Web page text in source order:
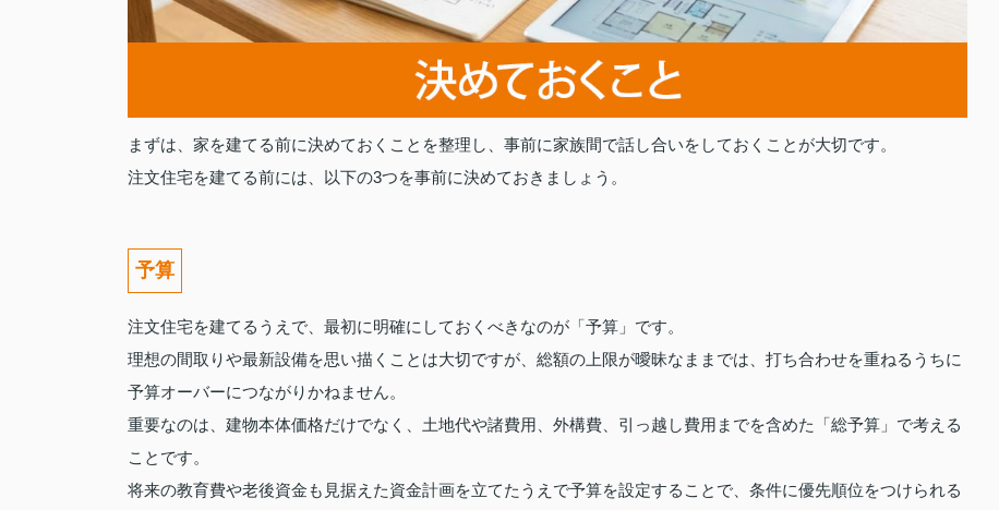
まずは、家を建てる前に決めておくことを整理し、事前に家族間で話し合いをしておくことが大切です。
注文住宅を建てる前には、以下の3つを事前に決めておきましょう。
予算
注文住宅を建てるうえで、最初に明確にしておくべきなのが「予算」です。
理想の間取りや最新設備を思い描くことは大切ですが、総額の上限が曖昧なままでは、打ち合わせを重ねるうちに
予算オーバーにつながりかねません。
重要なのは、建物本体価格だけでなく、土地代や諸費用、外構費、引っ越し費用までを含めた「総予算」で考える
ことです。
将来の教育費や老後資金も見据えた資金計画を立てたうえで予算を設定することで、条件に優先順位をつけられる